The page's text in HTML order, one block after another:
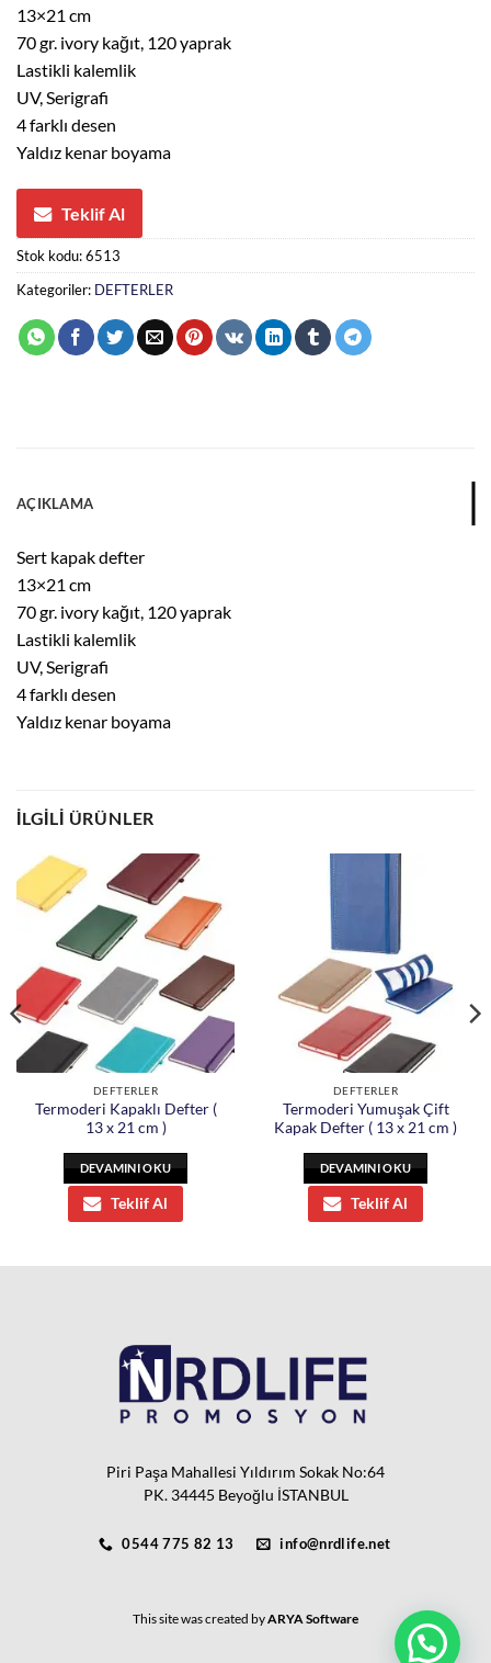
13×21 cm
70 gr. ivory kağıt, 120 yaprak
Lastikli kalemlik
UV, Serigrafi
4 farklı desen
Yaldız kenar boyama
Teklif Al
Stok kodu:6513
Kategoriler: DEFTERLER
AÇIKLAMA
Sert kapak defter
13×21 cm
70 gr. ivory kağıt, 120 yaprak
Lastikli kalemlik
UV, Serigrafi
4 farklı desen
Yaldız kenar boyama
İLGILI ÜRÜNLER
DEFTERLER
Termoderi Kapaklı Defter (
13 x 21 cm )
DEVAMINI OKU
Teklif Al
DEFTERLER
Termoderi Yumuşak Çift
Kapak Defter ( 13 x 21 cm )
DEVAMINI OKU
Teklif Al
Piri Paşa Mahallesi Yıldırım Sokak No:64
PK. 34445 Beyoğlu İSTANBUL
0544 775 82 13 info@nrdlife.net
This site was created byARYA Software